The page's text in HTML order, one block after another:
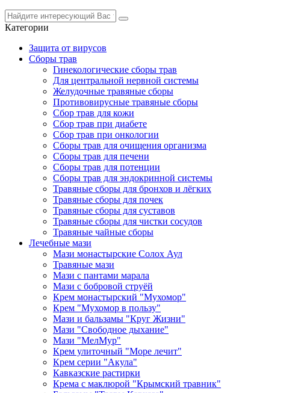
Категории
Защита от вирусов
Сборы трав
Гинекологические сборы трав
Для центральной нервной системы
Желудочные травяные сборы
Противовирусные травяные сборы
Сбор трав для кожи
Сбор трав при диабете
Сбор трав при онкологии
Сборы трав для очищения организма
Сборы трав для печени
Сборы трав для потенции
Сборы трав для эндокринной системы
Травяные сборы для бронхов и лёгких
Травяные сборы для почек
Травяные сборы для суставов
Травяные сборы для чистки сосудов
Травяные чайные сборы
Лечебные мази
Мази монастырские Солох Аул
Травяные мази
Мази с пантами марала
Мази с бобровой струёй
Крем монастырский "Мухомор"
Крем "Мухомор в пользу"
Мази и бальзамы "Круг Жизни"
Мази "Свободное дыхание"
Мази "МелМур"
Крем улиточный "Море лечит"
Крем серии "Акула"
Кавказские растирки
Крема с маклюрой "Крымский травник"